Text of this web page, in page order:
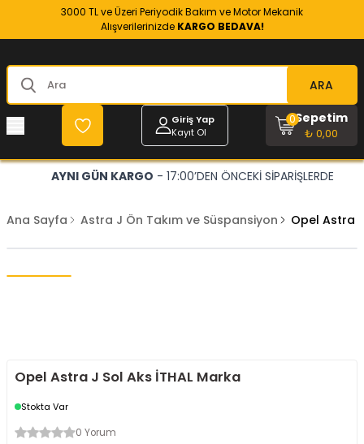
3000 TL ve Üzeri Periyodik Bakım ve Motor Mekanik
Alışverilerinizde KARGO BEDAVA!
ARA
Giriş Yap
Kayıt Ol
Sepetim
₺ 0,00
0
AYNI GÜN KARGO - 17:00’DEN ÖNCEKİ SİPARİŞLERDE
Ana Sayfa Astra J Ön Takım ve Süspansiyon Opel Astra
Opel Astra J Sol Aks İTHAL Marka
Stokta Var
0 Yorum